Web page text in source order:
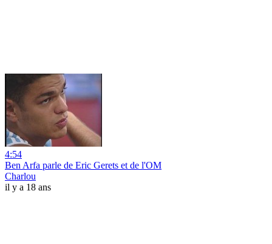
4:54
Ben Arfa parle de Eric Gerets et de l'OM
Charlou
il y a 18 ans